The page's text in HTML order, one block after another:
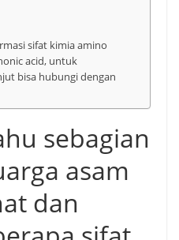
sifat kimia amino
acid, untuk
bisa hubungi dengan
sebagian
asam
dan